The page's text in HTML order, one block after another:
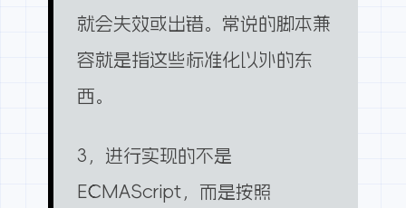
就会失效或出错。常说的脚本兼
容就是指这些标准化以外的东
西。
3，进行实现的不是
ECMAScript，而是按照